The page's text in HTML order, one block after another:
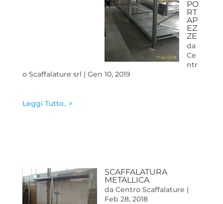
PO
RT
AP
EZ
ZE
da
Ce
ntr
o Scaffalature srl | Gen 10, 2019
Leggi Tutto.. >
SCAFFALATURA
METALLICA
da Centro Scaffalature |
Feb 28, 2018